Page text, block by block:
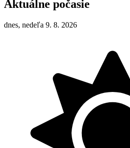
Aktuálne počasie
dnes, nedeľa 9. 8. 2026